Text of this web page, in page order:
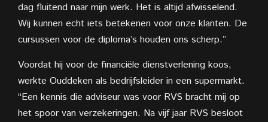
dag fluitend naar mijn werk. Het is altijd afwisselend.
Wij kunnen echt iets betekenen voor onze klanten. De
cursussen voor de diploma’s houden ons scherp.”
Voordat hij voor de financiële dienstverlening koos,
werkte Ouddeken als bedrijfsleider in een supermarkt.
“Een kennis die adviseur was voor RVS bracht mij op
het spoor van verzekeringen. Na vijf jaar RVS besloot